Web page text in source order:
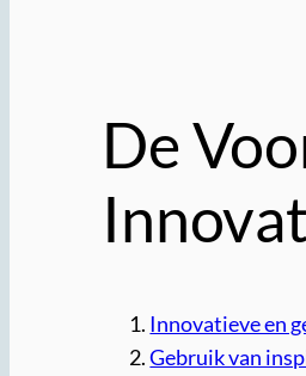
De
Innovatieve en
Gebruik van